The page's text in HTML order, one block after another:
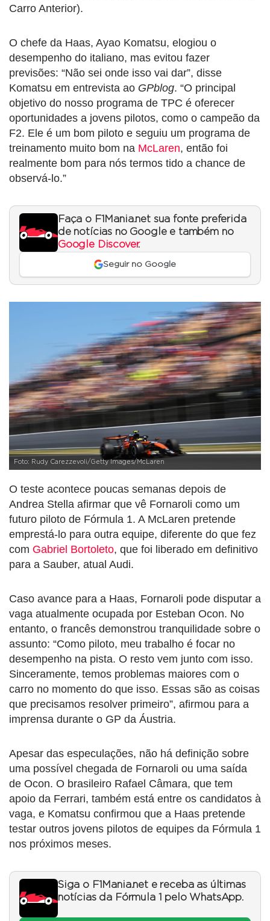
Carro Anterior).
O chefe da Haas, Ayao Komatsu, elogiou o
desempenho do italiano, mas evitou fazer
previsões: “Não sei onde isso vai dar”, disse
Komatsu em entrevista ao GPblog. “O principal
objetivo do nosso programa de TPC é oferecer
oportunidades a jovens pilotos, como o campeão da
F2. Ele é um bom piloto e seguiu um programa de
treinamento muito bom na McLaren, então foi
realmente bom para nós termos tido a chance de
observá-lo.”
Faça o F1Mania.net sua fonte preferida
de notícias no Google e também no
Google Discover.
Seguir no Google
Foto: Rudy Carezzevoli/Getty Images/McLaren
O teste acontece poucas semanas depois de
Andrea Stella afirmar que vê Fornaroli como um
futuro piloto de Fórmula 1. A McLaren pretende
emprestá-lo para outra equipe, diferente do que fez
com Gabriel Bortoleto, que foi liberado em definitivo
para a Sauber, atual Audi.
Caso avance para a Haas, Fornaroli pode disputar a
vaga atualmente ocupada por Esteban Ocon. No
entanto, o francês demonstrou tranquilidade sobre o
assunto: “Como piloto, meu trabalho é focar no
desempenho na pista. O resto vem junto com isso.
Sinceramente, temos problemas maiores com o
carro no momento do que isso. Essas são as coisas
que precisamos resolver primeiro”, afirmou para a
imprensa durante o GP da Áustria.
Apesar das especulações, não há definição sobre
uma possível chegada de Fornaroli ou uma saída
de Ocon. O brasileiro Rafael Câmara, que tem
apoio da Ferrari, também está entre os candidatos à
vaga, e Komatsu confirmou que a Haas pretende
testar outros jovens pilotos de equipes da Fórmula 1
nos próximos meses.
Siga o F1Mania.net e receba as últimas
notícias da Fórmula 1 pelo WhatsApp.